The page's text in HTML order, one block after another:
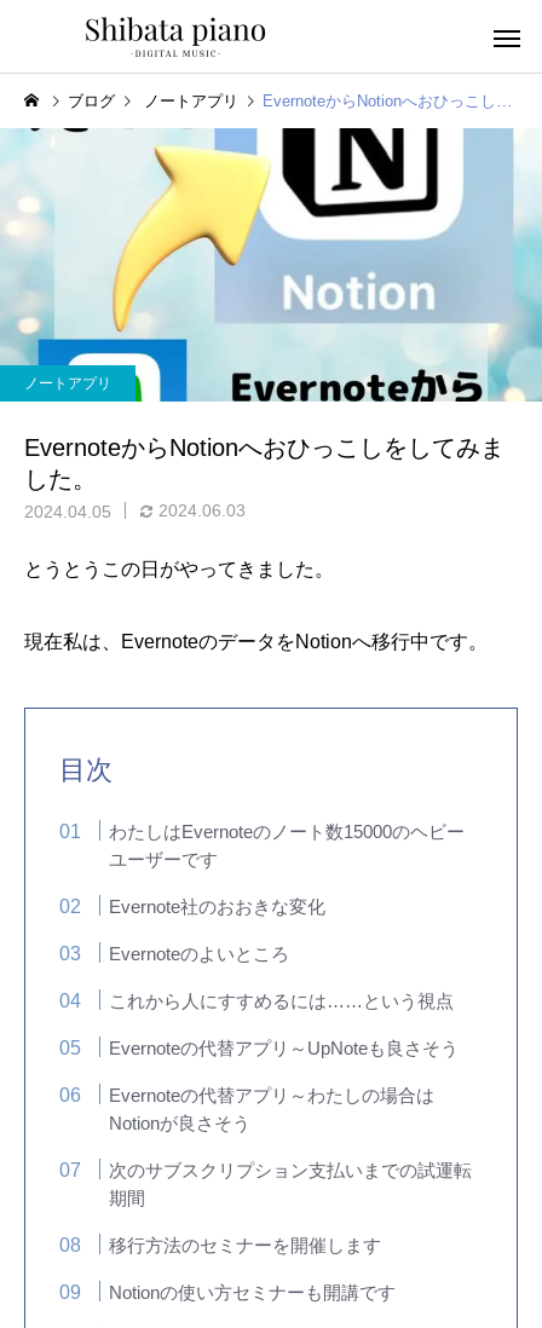
幼児音感レッスン
ブログ ノートアプリ EvernoteからNotionへおひっこしをしてみました。
ノートアプリ
EvernoteからNotionへおひっこしをしてみま
した。
2024.04.05 2024.06.03
とうとうこの日がやってきました。
現在私は、EvernoteのデータをNotionへ移行中です。
目次
わたしはEvernoteのノート数15000のヘビー
ユーザーです
Evernote社のおおきな変化
Evernoteのよいところ
これから人にすすめるには……という視点
Evernoteの代替アプリ～UpNoteも良さそう
Evernoteの代替アプリ～わたしの場合は
Notionが良さそう
次のサブスクリプション支払いまでの試運転
期間
移行方法のセミナーを開催します
Notionの使い方セミナーも開講です